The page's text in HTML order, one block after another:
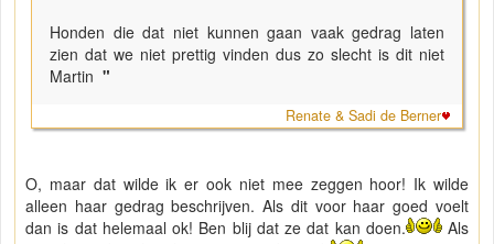
Honden die dat niet kunnen gaan vaak gedrag laten
zien dat we niet prettig vinden dus zo slecht is dit niet
Martin "
Renate & Sadi de Berner
O, maar dat wilde ik er ook niet mee zeggen hoor! Ik wilde
alleen haar gedrag beschrijven. Als dit voor haar goed voelt
dan is dat helemaal ok! Ben blij dat ze dat kan doen.
Als